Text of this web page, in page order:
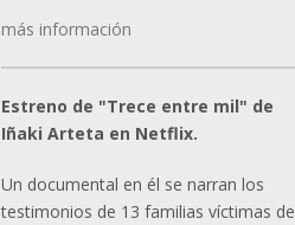
más información
Estreno de "Trece entre mil" de
Iñaki Arteta en Netflix.
Un documental en él se narran los
testimonios de 13 familias víctimas de